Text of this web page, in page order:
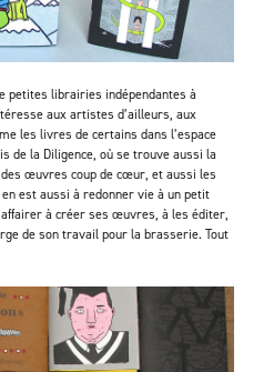
petites librairies indépendantes à
aux artistes d’ailleurs, aux
les livres de certains dans l’espace
de la Diligence, où se trouve aussi la
œuvres coup de cœur, et aussi les
est aussi à redonner vie à un petit
à créer ses œuvres, à les éditer,
de son travail pour la brasserie. Tout